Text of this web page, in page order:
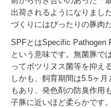
出荷されるようになりまし
づくりにはぴったりの豚肉
SPFとはSpecific Pathogen
という意味です。無菌豚で
ってボツリヌス菌等を抑え
しかも、飼育期間は5.5ヶ
もあり、発色剤の防臭作用
子豚に近いほど柔らかです。